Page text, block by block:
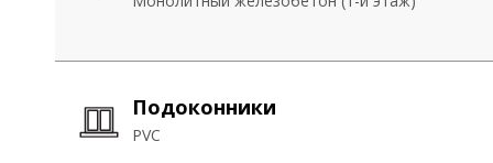
Утепление кровли
Теплоизоляция, выполненная материалами
Подоконники
PVC
Подоконники
PVC